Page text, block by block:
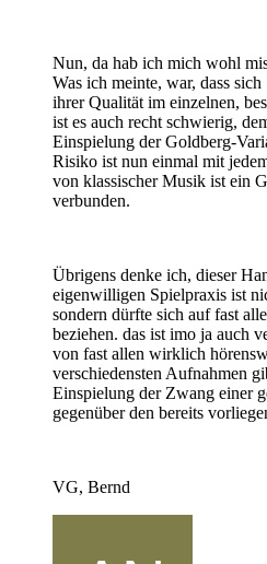
Nun, da hab ich mich wohl
Was ich meinte, war, dass
ihrer Qualität im einzelnen,
ist es auch recht schwierig,
Einspielung der Goldberg-
Risiko ist nun einmal mit
von klassischer Musik ist ein
verbunden.
Übrigens denke ich, dieser
eigenwilligen Spielpraxis ist
sondern dürfte sich auf fast
beziehen. das ist imo ja auch
von fast allen wirklich
verschiedensten Aufnahmen
Einspielung der Zwang einer
gegenüber den bereits
VG, Bernd